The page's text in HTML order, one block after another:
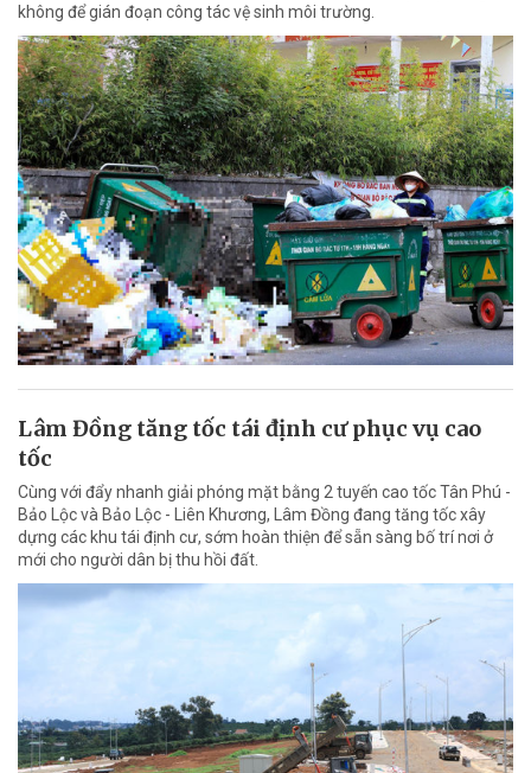
không để gián đoạn công tác vệ sinh môi trường.
Lâm Đồng tăng tốc tái định cư phục vụ cao
tốc
Cùng với đẩy nhanh giải phóng mặt bằng 2 tuyến cao tốc Tân Phú -
Bảo Lộc và Bảo Lộc - Liên Khương, Lâm Đồng đang tăng tốc xây
dựng các khu tái định cư, sớm hoàn thiện để sẵn sàng bố trí nơi ở
mới cho người dân bị thu hồi đất.